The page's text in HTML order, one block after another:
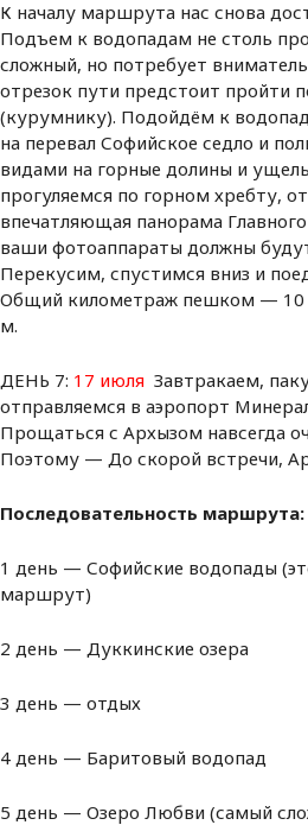
К началу маршрута нас снова
Подъем к водопадам не столь
сложный, но потребует
отрезок пути предстоит пройти
(курумнику). Подойдём к
на перевал Софийское седло и
видами на горные долины и
прогуляемся по горном хребту,
впечатляющая панорама
ваши фотоаппараты должны
Перекусим, спустимся вниз и
Общий километраж пешком — 10
м.
ДЕНЬ 7: 17 июля Завтракаем,
отправляемся в аэропорт
Прощаться с Архызом навсегда
Поэтому — До скорой встречи,
Последовательность маршрута:
1 день — Софийские водопады
маршрут)
2 день — Дуккинские озера
3 день — отдых
4 день — Баритовый водопад
5 день — Озеро Любви (самый